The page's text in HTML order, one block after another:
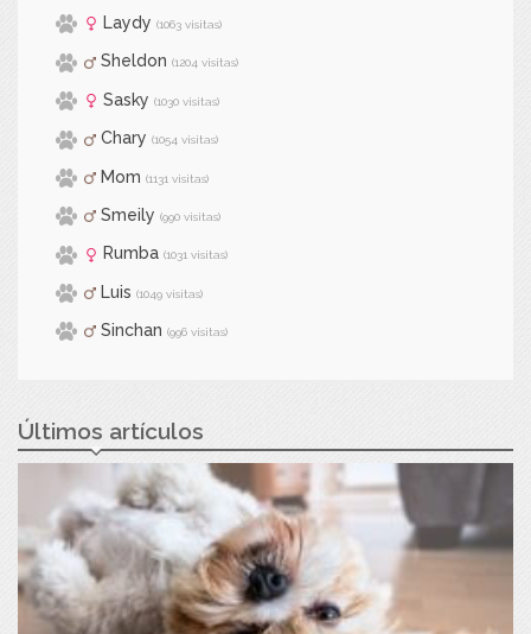
Laydy (1063 visitas)
Sheldon (1204 visitas)
Sasky (1030 visitas)
Chary (1054 visitas)
Mom (1131 visitas)
Smeily (990 visitas)
Rumba (1031 visitas)
Luis (1049 visitas)
Sinchan (996 visitas)
Últimos artículos